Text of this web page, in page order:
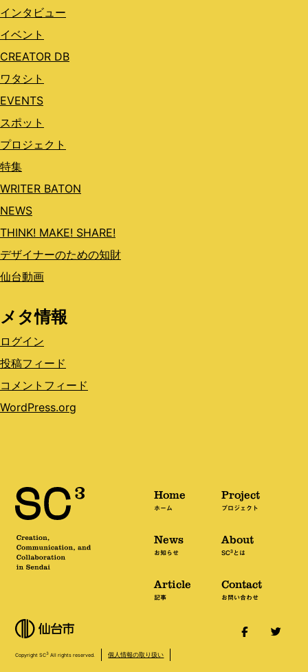
インタビュー
イベント
CREATOR DB
ワタシト
EVENTS
スポット
プロジェクト
特集
WRITER BATON
NEWS
THINK! MAKE! SHARE!
デザイナーのための知財
仙台動画
メタ情報
ログイン
投稿フィード
コメントフィード
WordPress.org
Home
ホーム
News
お知らせ
Article
記事
Project
プロジェクト
About
SC3とは
Contact
お問い合わせ
Copyright SC3 All rights reserved. 個人情報の取り扱い